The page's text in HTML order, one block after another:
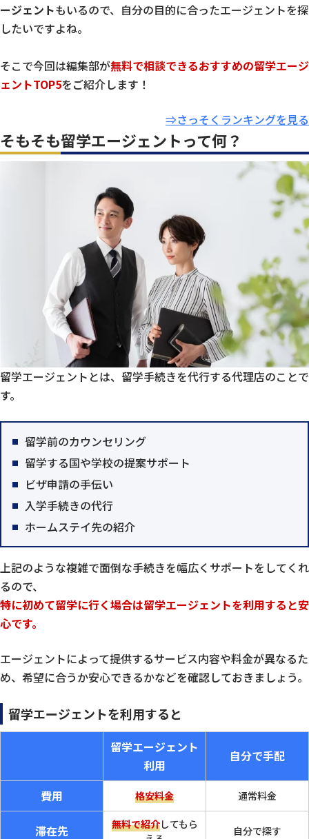
ージェントもいるので、自分の目的に合ったエージェントを探
したいですよね。
そこで今回は編集部が無料で相談できるおすすめの留学エージ
ェントTOP5をご紹介します！
⇒さっそくランキングを見る
そもそも留学エージェントって何？
留学エージェントとは、留学手続きを代行する代理店のことで
す。
留学前のカウンセリング
留学する国や学校の提案サポート
ビザ申請の手伝い
入学手続きの代行
ホームステイ先の紹介
上記のような複雑で面倒な手続きを幅広くサポートをしてくれ
るので、
特に初めて留学に行く場合は留学エージェントを利用すると安
心です。
エージェントによって提供するサービス内容や料金が異なるた
め、希望に合うか安心できるかなどを確認しておきましょう。
留学エージェントを利用すると
留学エージェント
利用
自分で手配
費用 格安料金 通常料金
滞在先 無料で紹介してもら
自分で探す